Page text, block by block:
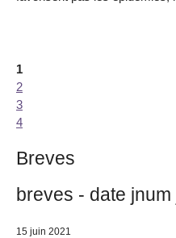
1
2
3
4
Breves
breves - date
15 juin 2021